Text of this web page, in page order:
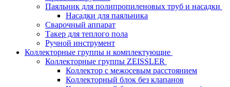
Паяльник для полипропиленовых труб и насадки
Насадки для паяльника
Сварочный аппарат
Такер для теплого пола
Ручной инструмент
Коллекторные группы и комплектующие
Коллекторные группы ZEISSLER
Коллектор с межосевым расстоянием
Коллекторный блок без клапанов